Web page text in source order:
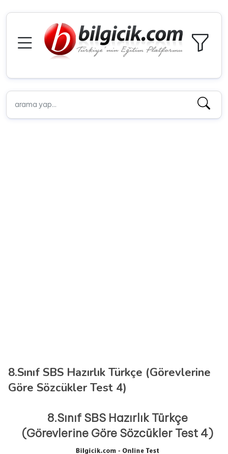
8.Sınıf SBS Hazırlık Türkçe (Görevlerine
Göre Sözcükler Test 4)
8.Sınıf SBS Hazırlık Türkçe
(Görevlerine Göre Sözcükler Test 4)